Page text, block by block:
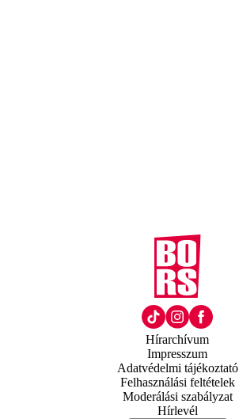
Hírarchívum
Impresszum
Adatvédelmi tájékoztató
Felhasználási feltételek
Moderálási szabályzat
Hírlevél